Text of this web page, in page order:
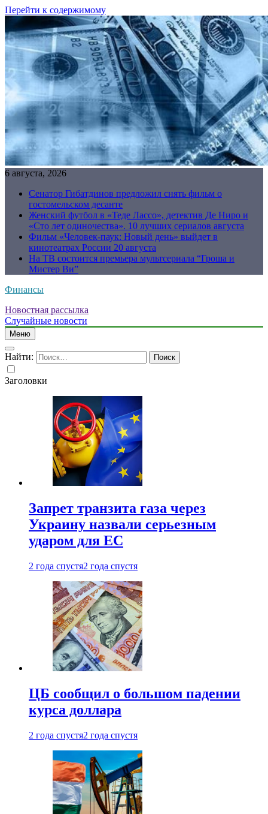
Перейти к содержимому
6 августа, 2026
Сенатор Гибатдинов предложил снять фильм о
гостомельском десанте
Женский футбол в «Теде Лассо», детектив Де Ниро и
«Сто лет одиночества». 10 лучших сериалов августа
Фильм «Человек-паук: Новый день» выйдет в
кинотеатрах России 20 августа
На ТВ состоится премьера мультсериала “Гроша и
Мистер Ви”
Финансы
Новостная рассылка
Случайные новости
Меню
Найти:
Заголовки
Запрет транзита газа через
Украину назвали серьезным
ударом для ЕС
2 года спустя2 года спустя
ЦБ сообщил о большом падении
курса доллара
2 года спустя2 года спустя